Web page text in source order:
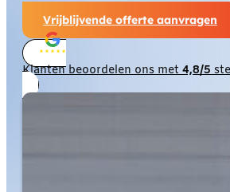
Vrijblijvende offerte aanvragen
Klanten beoordelen ons met4,8/5